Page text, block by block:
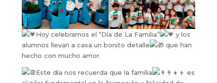
Hoy celebramos el “Día de La Familia”
y los
alumnos llevan a casa un bonito detalle
que han
hecho con mucho amor.
Este día nos recuerda que la familia
es